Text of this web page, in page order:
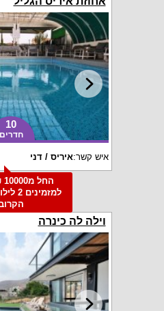
10
חדרים
איש קשר:איריס / דני
וילה לה כינרה